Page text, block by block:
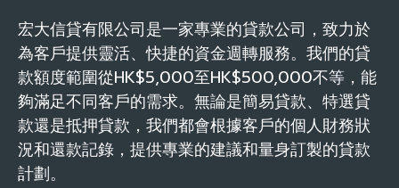
宏大信貸有限公司是一家專業的貸款公司，致力於
為客戶提供靈活、快捷的資金週轉服務。我們的貸
款額度範圍從HK$5,000至HK$500,000不等，能
夠滿足不同客戶的需求。無論是簡易貸款、特選貸
款還是抵押貸款，我們都會根據客戶的個人財務狀
況和還款記錄，提供專業的建議和量身訂製的貸款
計劃。